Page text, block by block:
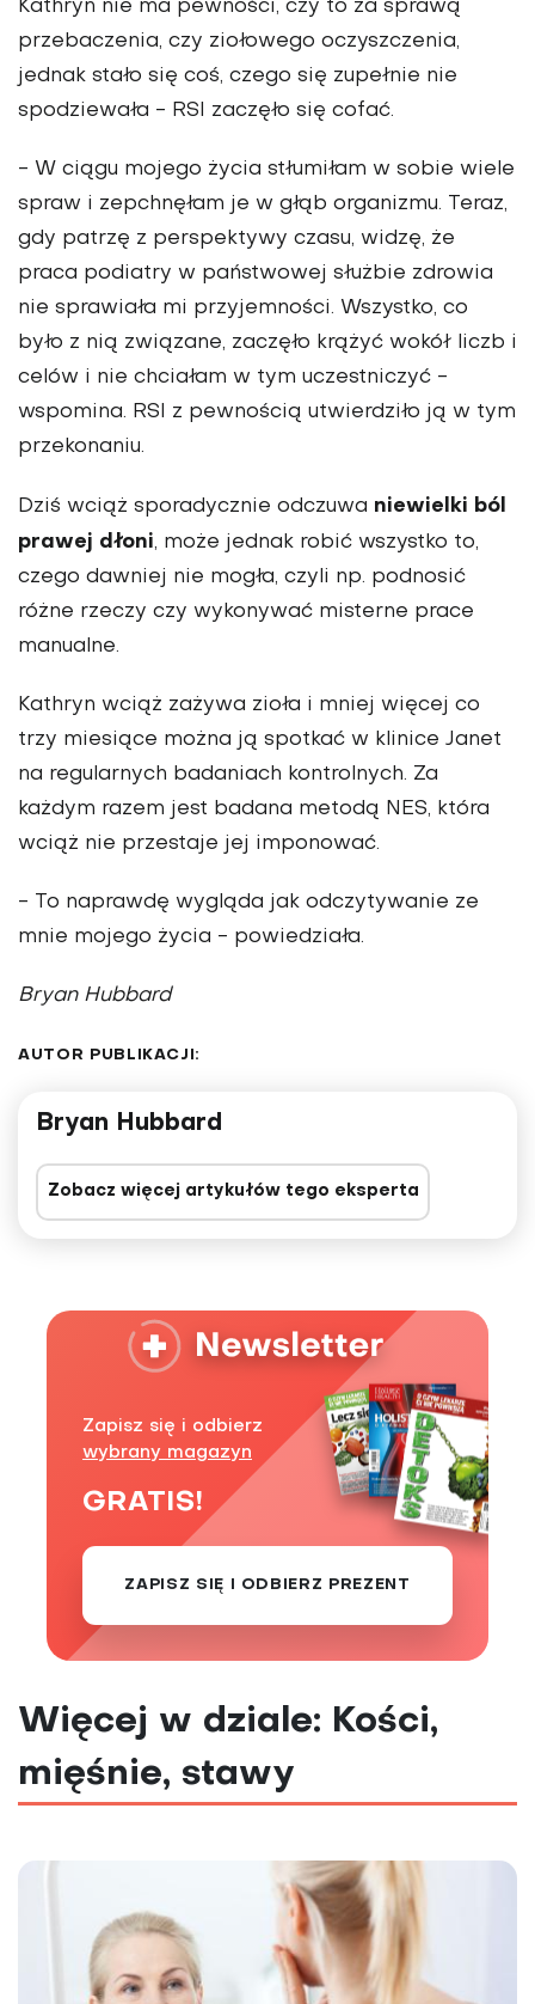
Kathryn nie ma pewności, czy to za sprawą
przebaczenia, czy ziołowego oczyszczenia,
jednak stało się coś, czego się zupełnie nie
spodziewała - RSI zaczęło się cofać.
- W ciągu mojego życia stłumiłam w sobie wiele
spraw i zepchnęłam je w głąb organizmu. Teraz,
gdy patrzę z perspektywy czasu, widzę, że
praca podiatry w państwowej służbie zdrowia
nie sprawiała mi przyjemności. Wszystko, co
było z nią związane, zaczęło krążyć wokół liczb i
celów i nie chciałam w tym uczestniczyć -
wspomina. RSI z pewnością utwierdziło ją w tym
przekonaniu.
Dziś wciąż sporadycznie odczuwa niewielki ból
prawej dłoni, może jednak robić wszystko to,
czego dawniej nie mogła, czyli np. podnosić
różne rzeczy czy wykonywać misterne prace
manualne.
Kathryn wciąż zażywa zioła i mniej więcej co
trzy miesiące można ją spotkać w klinice Janet
na regularnych badaniach kontrolnych. Za
każdym razem jest badana metodą NES, która
wciąż nie przestaje jej imponować.
- To naprawdę wygląda jak odczytywanie ze
mnie mojego życia - powiedziała.
Bryan Hubbard
AUTOR PUBLIKACJI:
Bryan Hubbard
Zobacz więcej artykułów tego eksperta
Zapisz się i odbierz
wybrany magazyn
GRATIS!
ZAPISZ SIĘ I ODBIERZ PREZENT
Więcej w dziale: Kości,
mięśnie, stawy